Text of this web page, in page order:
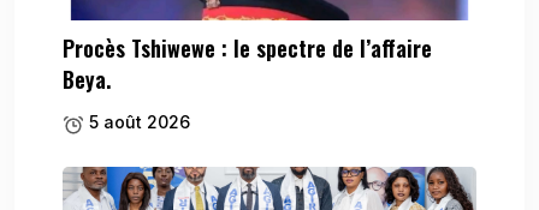
Procès Tshiwewe : le spectre de l’affaire
Beya.
5 août 2026